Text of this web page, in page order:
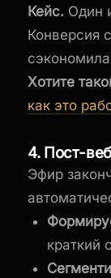
Кейс. Один
Конверсия
Хотите
как это
4. Пост-
Эфир
краткий